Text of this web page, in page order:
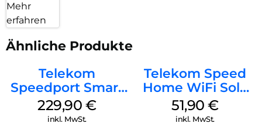
Mehr
erfahren
Ähnliche Produkte
Telekom
Speedport Smart
4 R2 Schwarz
229,90€
inkl. MwSt.
Telekom Speed
Home WiFi Solo
refurbished Weiß
51,90€
inkl. MwSt.